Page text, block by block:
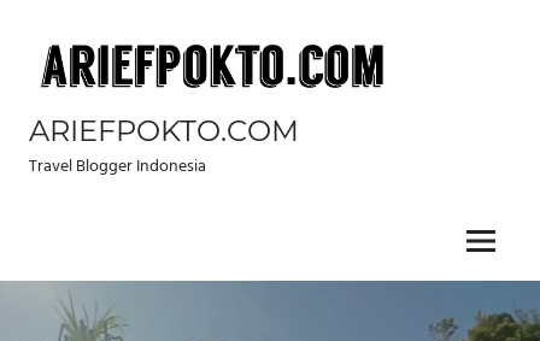
content
ARIEFPOKTO.COM
Travel Blogger Indonesia
Menu